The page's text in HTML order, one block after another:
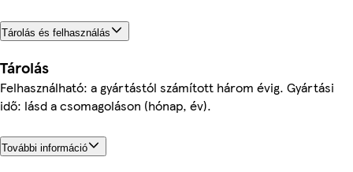
Tárolás és felhasználás
Tárolás
Felhasználható: a gyártástól számított három évig. Gyártási
idő: lásd a csomagoláson (hónap, év).
További információ